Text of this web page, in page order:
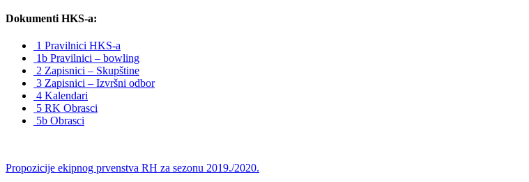
Dokumenti HKS-a:
1 Pravilnici HKS-a
1b Pravilnici – bowling
2 Zapisnici – Skupštine
3 Zapisnici – Izvršni odbor
4 Kalendari
5 RK Obrasci
5b Obrasci
Propozicije ekipnog prvenstva RH za sezonu 2019./2020.